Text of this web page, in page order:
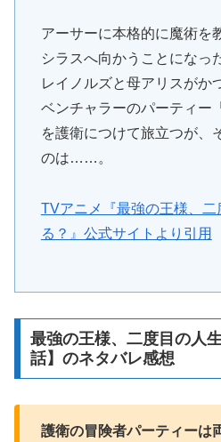
アーサーに本格的に魔術を
シラスへ向かうことになっ
レイノルズと母アリスがか
ベンチャラーのパーティー
を護衛につけて旅立つが、
のは……。
TVアニメ『最強の王様、
る？』公式サイトより引用
最強の王様、二度目の人
話】のネタバレ感想
護衛の冒険者パーティーは